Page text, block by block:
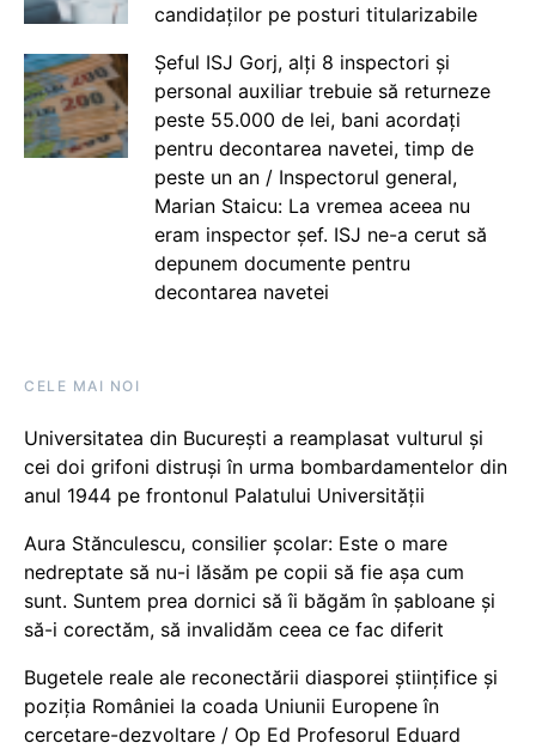
candidaților pe posturi titularizabile
Șeful ISJ Gorj, alți 8 inspectori și
personal auxiliar trebuie să returneze
peste 55.000 de lei, bani acordați
pentru decontarea navetei, timp de
peste un an / Inspectorul general,
Marian Staicu: La vremea aceea nu
eram inspector șef. ISJ ne-a cerut să
depunem documente pentru
decontarea navetei
CELE MAI NOI
Universitatea din București a reamplasat vulturul și
cei doi grifoni distruși în urma bombardamentelor din
anul 1944 pe frontonul Palatului Universității
Aura Stănculescu, consilier școlar: Este o mare
nedreptate să nu-i lăsăm pe copii să fie așa cum
sunt. Suntem prea dornici să îi băgăm în șabloane și
să-i corectăm, să invalidăm ceea ce fac diferit
Bugetele reale ale reconectării diasporei științifice și
poziția României la coada Uniunii Europene în
cercetare-dezvoltare / Op Ed Profesorul Eduard